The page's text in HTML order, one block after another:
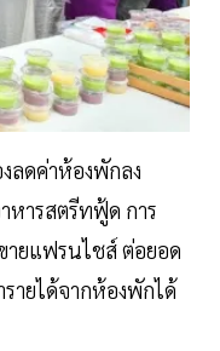
ลดค่าห้องพักลง
หารสตรีทฟู้ด การ
ายแฟรนไชส์ ต่อยอด
ายได้จากห้องพักได้